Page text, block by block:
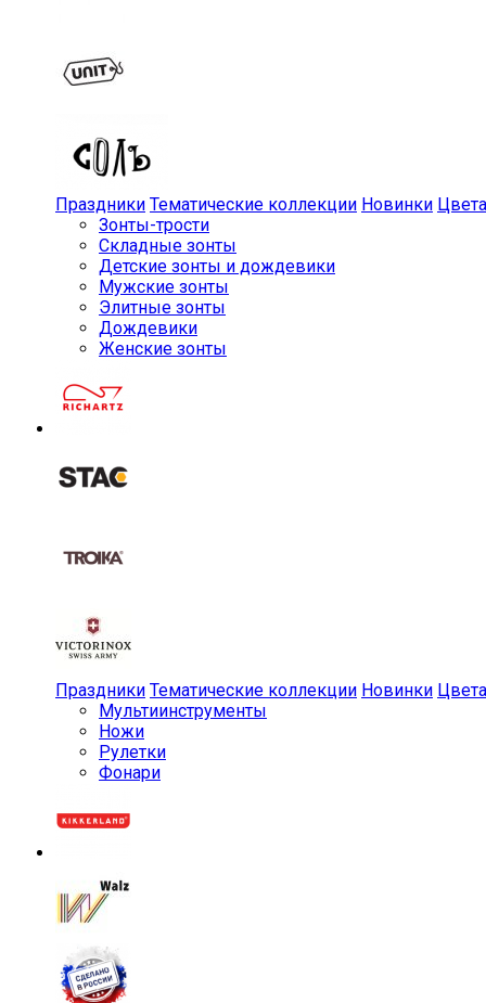
Праздники Тематические коллекции Новинки Цвета
Зонты-трости
Складные зонты
Детские зонты и дождевики
Мужские зонты
Элитные зонты
Дождевики
Женские зонты
Праздники Тематические коллекции Новинки Цвета
Мульти­инструменты
Ножи
Рулетки
Фонари